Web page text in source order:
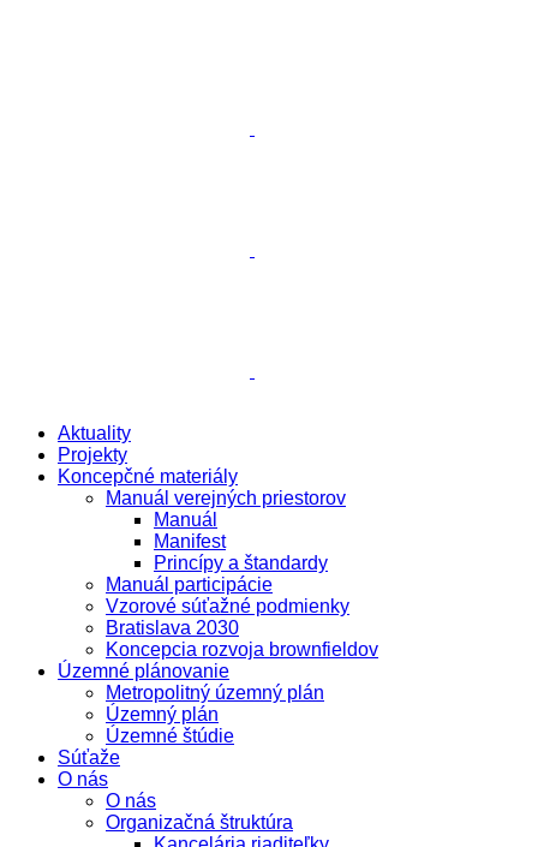
Aktuality
Projekty
Koncepčné materiály
Manuál verejných priestorov
Manuál
Manifest
Princípy a štandardy
Manuál participácie
Vzorové súťažné podmienky
Bratislava 2030
Koncepcia rozvoja brownfieldov
Územné plánovanie
Metropolitný územný plán
Územný plán
Územné štúdie
Súťaže
O nás
O nás
Organizačná štruktúra